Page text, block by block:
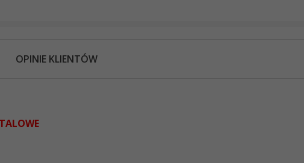
OPINIE KLIENTÓW